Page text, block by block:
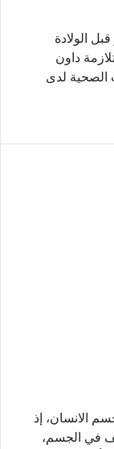
الولادة
داون
الصحية لدى
الانسان، إذ
في الجسم،